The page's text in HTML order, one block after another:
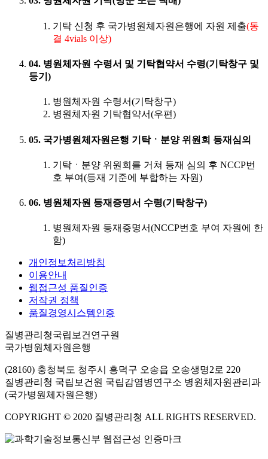
기탁 신청 후 국가병원체자원은행에 자원 제출(동
결 4vials 이상)
04. 병원체자원 수령서 및 기탁협약서 수령(기탁창구 및
등기)
병원체자원 수령서(기탁창구)
병원체자원 기탁협약서(우편)
05. 국가병원체자원은행 기탁ㆍ분양 위원회 등재심의
기탁ㆍ분양 위원회를 거쳐 등재 심의 후 NCCP번
호 부여(등재 기준에 부합하는 자원)
06. 병원체자원 등재증명서 수령(기탁창구)
병원체자원 등재증명서(NCCP번호 부여 자원에 한
함)
개인정보처리방침
이용안내
웹접근성 품질인증
저작권 정책
품질경영시스템인증
질병관리청국립보건연구원
국가병원체자원은행
(28160) 충청북도 청주시 흥덕구 오송읍 오송생명2로 220
질병관리청 국립보건원 국립감염병연구소 병원체자원관리과
(국가병원체자원은행)
COPYRIGHT © 2020 질병관리청 ALL RIGHTS RESERVED.